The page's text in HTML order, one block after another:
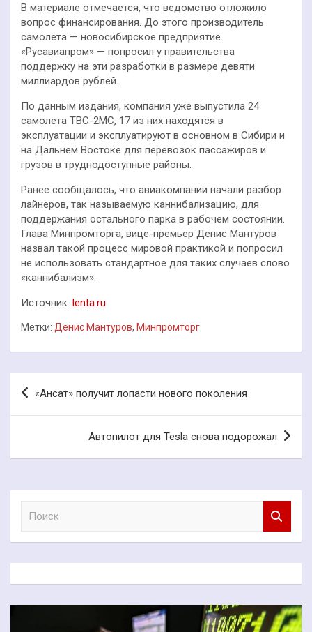
В материале отмечается, что ведомство отложило
вопрос финансирования. До этого производитель
самолета — новосибирское предприятие
«Русавиапром» — попросил у правительства
поддержку на эти разработки в размере девяти
миллиардов рублей.
По данным издания, компания уже выпустила 24
самолета ТВС-2МС, 17 из них находятся в
эксплуатации и эксплуатируют в основном в Сибири и
на Дальнем Востоке для перевозок пассажиров и
грузов в труднодоступные районы.
Ранее сообщалось, что авиакомпании начали разбор
лайнеров, так называемую каннибализацию, для
поддержания остального парка в рабочем состоянии.
Глава Минпромторга, вице-премьер Денис Мантуров
назвал такой процесс мировой практикой и попросил
не использовать стандартное для таких случаев слово
«каннибализм».
Источник: lenta.ru
Метки: Денис Мантуров, Минпромторг
Навигация
по
«Ансат» получит лопасти нового поколения
Автопилот для Tesla снова подорожал
к